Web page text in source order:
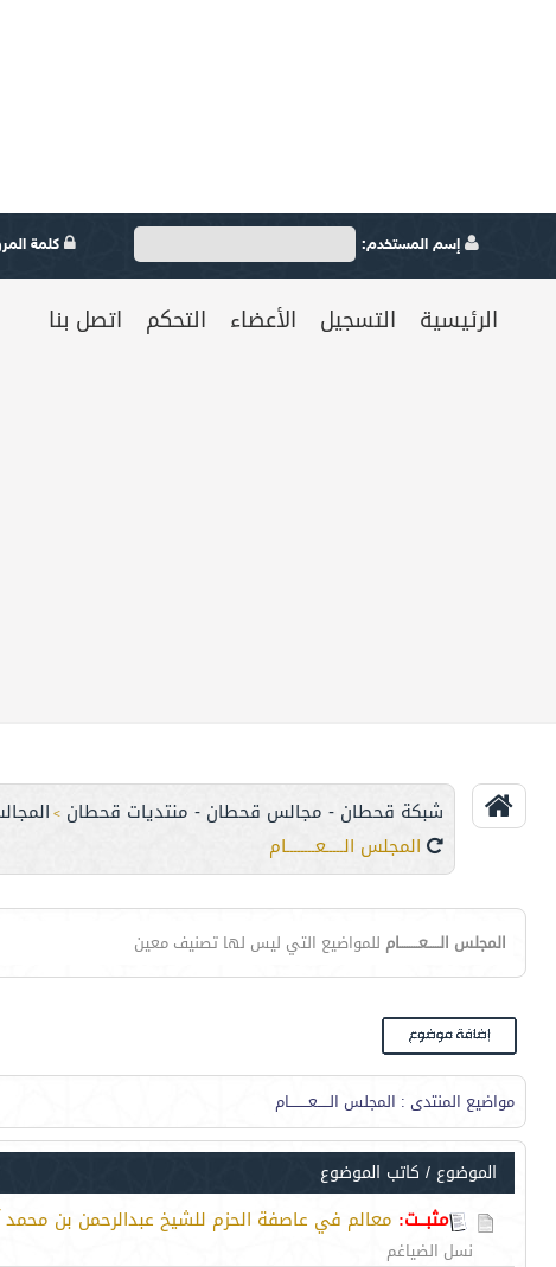
إسم المستخدم: كلمة
الرئيسية التسجيل الأعضاء التحكم اتصل بنا
شبكة قحطان - مجالس قحطان - منتديات قحطان >
المجلس الـــــعــــــــام
المجلس الـــــعــــــــام للمواضيع التي ليس لها تصنيف معين
مواضيع المنتدى : المجلس الـــــعــــــــام
الموضوع / كاتب الموضوع
مثبــت: معالم في عاصفة الحزم للشيخ عبدالرحمن بن
نسل الضياغم